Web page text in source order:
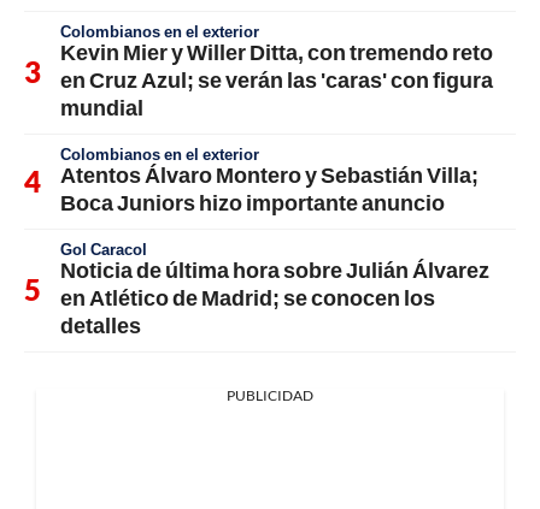
Colombianos en el exterior
Kevin Mier y Willer Ditta, con tremendo reto
en Cruz Azul; se verán las 'caras' con figura
mundial
Colombianos en el exterior
Atentos Álvaro Montero y Sebastián Villa;
Boca Juniors hizo importante anuncio
Gol Caracol
Noticia de última hora sobre Julián Álvarez
en Atlético de Madrid; se conocen los
detalles
PUBLICIDAD